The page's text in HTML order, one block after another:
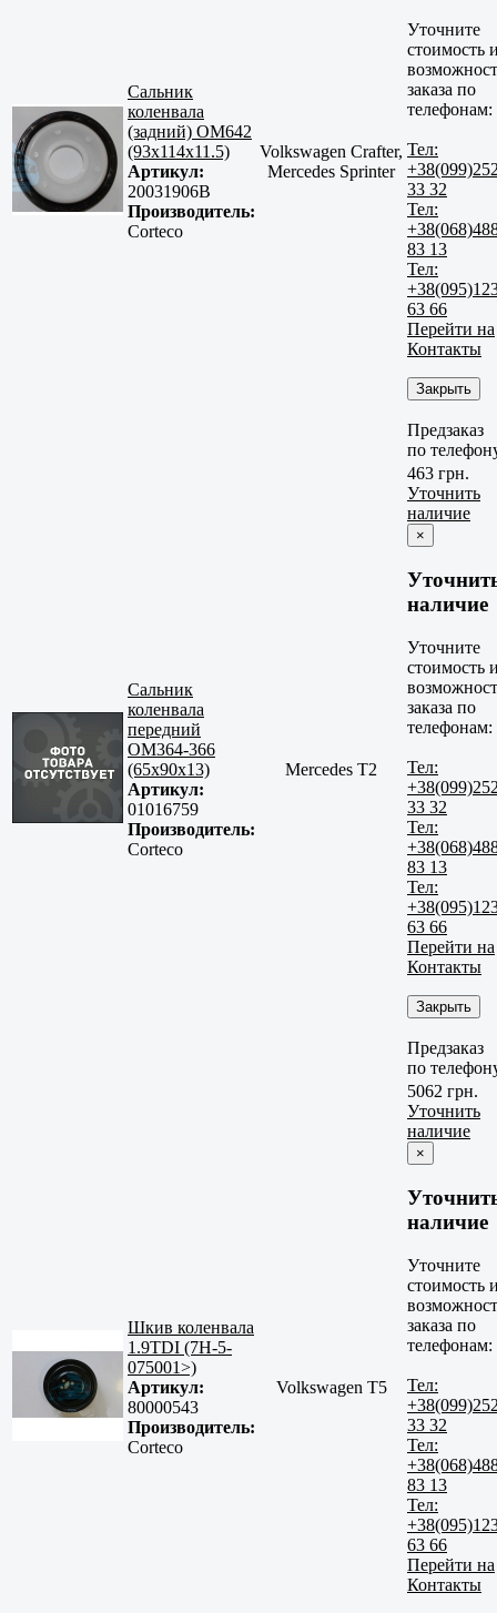
Сальник
коленвала
(задний) OM642
(93x114x11.5)
Артикул:
20031906B
Производитель:
Corteco
Volkswagen Crafter,
Mercedes Sprinter
Уточните
стоимость
заказа по
телефонам:
Тел:
33 32
Тел:
83 13
Тел:
63 66
Перейти на
Контакты
Закрыть
Предзаказ
по
Сальник
коленвала
передний
OM364-366
(65x90x13)
Артикул:
01016759
Производитель:
Corteco
Mercedes T2
463 грн.
Уточнить
наличие
×
наличие
Уточните
стоимость
заказа по
телефонам:
Тел:
33 32
Тел:
83 13
Тел:
63 66
Перейти на
Контакты
Закрыть
Предзаказ
по
Шкив коленвала
1.9TDI (7H-5-
075001>)
Артикул:
80000543
Производитель:
Corteco
Volkswagen T5
5062 грн.
Уточнить
наличие
×
наличие
Уточните
стоимость
заказа по
телефонам:
Тел:
33 32
Тел:
83 13
Тел:
63 66
Перейти на
Контакты